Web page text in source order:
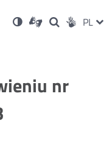
Ustawienia
Wersja
kontrastowa
Dla
niesłyszących
OtwórzOtwórz
w
Otwórz
w
Social PL
nr